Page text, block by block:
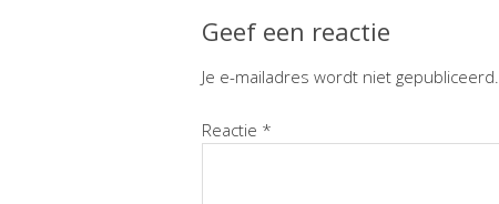
Geef een reactie
Je e-mailadres wordt niet gepubliceerd.
Reactie *